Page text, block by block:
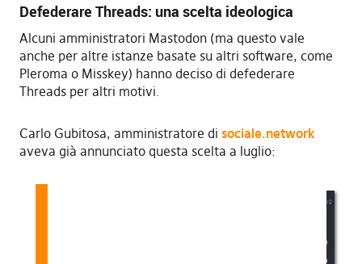
Defederare Threads: una scelta ideologica
Alcuni amministratori Mastodon (ma questo vale
anche per altre istanze basate su altri software, come
Pleroma o Misskey) hanno deciso di defederare
Threads per altri motivi.
Carlo Gubitosa, amministratore di sociale.network
aveva già annunciato questa scelta a luglio: